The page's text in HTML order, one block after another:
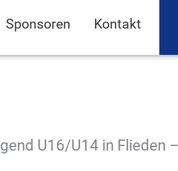
Sponsoren Kontakt
U16/U14 in Flieden